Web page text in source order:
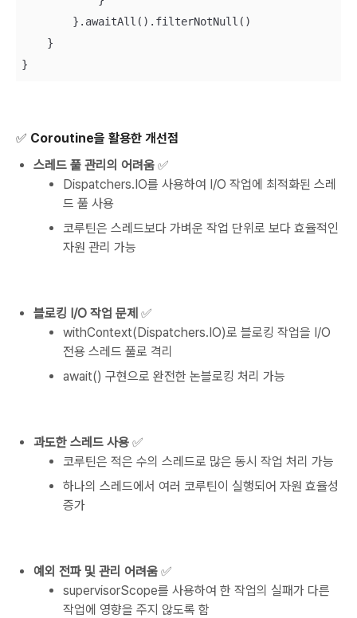
        }.awaitAll().filterNotNull()
    }
}
✅ Coroutine을 활용한 개선점
스레드 풀 관리의 어려움 ✅
Dispatchers.IO를 사용하여 I/O 작업에 최적화된 스레
드 풀 사용
코루틴은 스레드보다 가벼운 작업 단위로 보다 효율적인
자원 관리 가능
블로킹 I/O 작업 문제 ✅
withContext(Dispatchers.IO)로 블로킹 작업을 I/O
전용 스레드 풀로 격리
await() 구현으로 완전한 논블로킹 처리 가능
과도한 스레드 사용 ✅
코루틴은 적은 수의 스레드로 많은 동시 작업 처리 가능
하나의 스레드에서 여러 코루틴이 실행되어 자원 효율성
증가
예외 전파 및 관리 어려움 ✅
supervisorScope를 사용하여 한 작업의 실패가 다른
작업에 영향을 주지 않도록 함